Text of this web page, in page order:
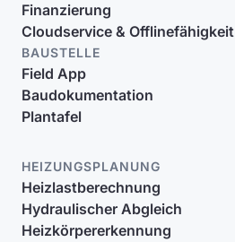
Finanzierung
Cloudservice & Offlinefähigkeit
BAUSTELLE
Field App
Baudokumentation
Plantafel
HEIZUNGSPLANUNG
Heizlastberechnung
Hydraulischer Abgleich
Heizkörpererkennung